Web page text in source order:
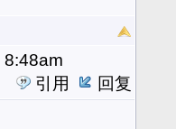
8:48am
引用
回复